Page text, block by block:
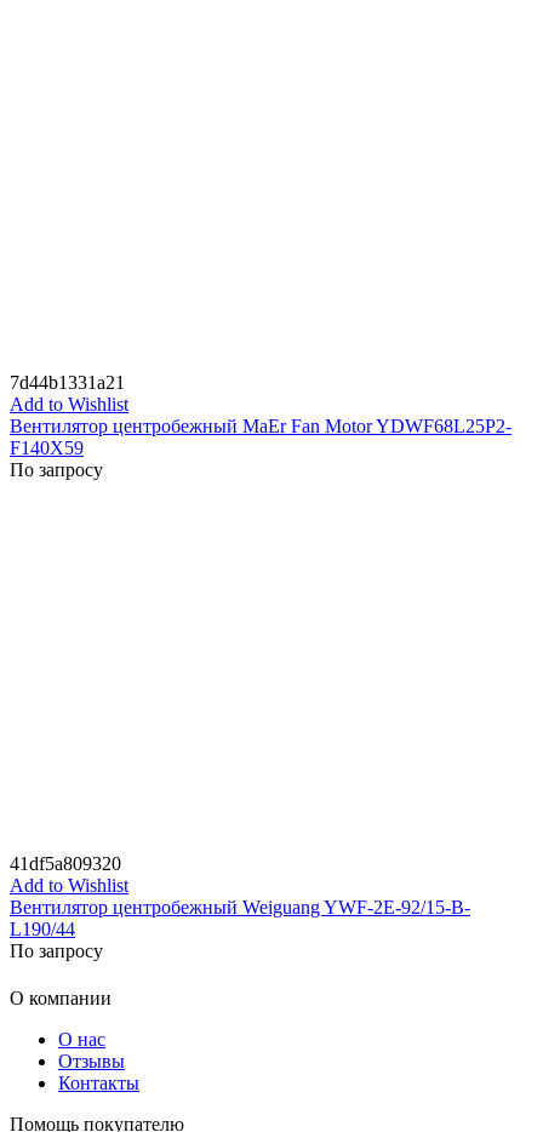
7d44b1331a21
Add to Wishlist
Вентилятор центробежный MaEr Fan Motor YDWF68L25P2-
F140X59
По запросу
41df5a809320
Add to Wishlist
Вентилятор центробежный Weiguang YWF-2E-92/15-B-
L190/44
По запросу
О компании
О нас
Отзывы
Контакты
Помощь покупателю